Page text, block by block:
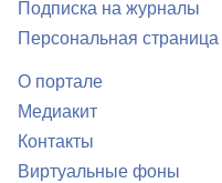
Подписка на журналы
Персональная страница
О портале
Медиакит
Контакты
Виртуальные фоны